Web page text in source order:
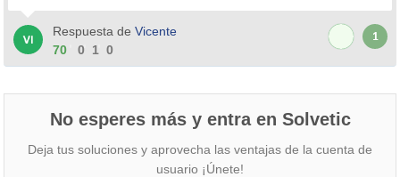
Respuesta de Vicente
70
0 1 0
1
No esperes más y entra en Solvetic
Deja tus soluciones y aprovecha las ventajas de la cuenta de
usuario ¡Únete!